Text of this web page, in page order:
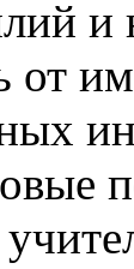
и
от